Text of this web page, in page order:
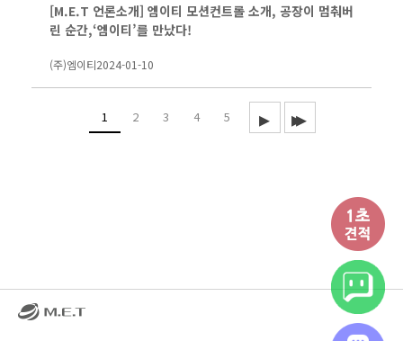
[M.E.T 언론소개] 엠이티 모션컨트롤 소개, 공장이 멈춰버
린 순간,‘엠이티’를 만났다!
(주)엠이티2024-01-10
1 2 3 4 5